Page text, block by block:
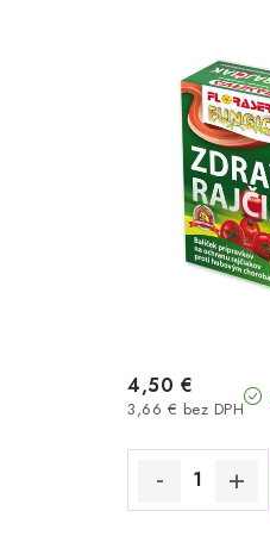
3,66 € bez DPH
4,50 €